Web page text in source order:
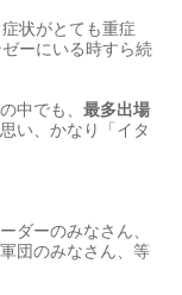
状がとても重症
ーにいる時すら続
中でも、 最多出場
い、かなり「イタ
ダーのみなさん、
団のみなさん、等